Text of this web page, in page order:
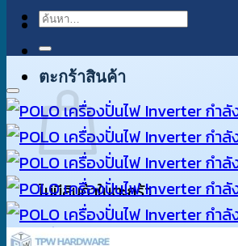
ตะกร้าสินค้า
ไม่มีสินค้าในตะกร้า
กลับสู่หน้าร้านค้า
ค้นหา: